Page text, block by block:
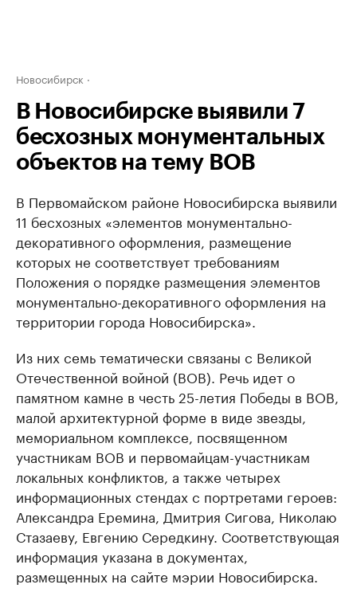
Новосибирск
В Новосибирске выявили 7
бесхозных монументальных
объектов на тему ВОВ
В Первомайском районе Новосибирска выявили
11 бесхозных «элементов монументально-
декоративного оформления, размещение
которых не соответствует требованиям
Положения о порядке размещения элементов
монументально-декоративного оформления на
территории города Новосибирска».
Из них семь тематически связаны с Великой
Отечественной войной (ВОВ). Речь идет о
памятном камне в честь 25-летия Победы в ВОВ,
малой архитектурной форме в виде звезды,
мемориальном комплексе, посвященном
участникам ВОВ и первомайцам-участникам
локальных конфликтов, а также четырех
информационных стендах с портретами героев:
Александра Еремина, Дмитрия Сигова, Николаю
Стазаеву, Евгению Середкину. Соответствующая
информация указана в документах,
размещенных на сайте мэрии Новосибирска.